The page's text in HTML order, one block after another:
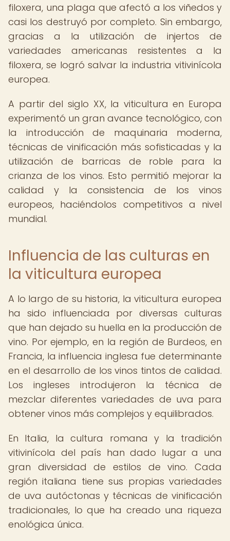
filoxera, una plaga que afectó a los viñedos y
casi los destruyó por completo. Sin embargo,
gracias a la utilización de injertos de
variedades americanas resistentes a la
filoxera, se logró salvar la industria vitivinícola
europea.
A partir del siglo XX, la viticultura en Europa
experimentó un gran avance tecnológico, con
la introducción de maquinaria moderna,
técnicas de vinificación más sofisticadas y la
utilización de barricas de roble para la
crianza de los vinos. Esto permitió mejorar la
calidad y la consistencia de los vinos
europeos, haciéndolos competitivos a nivel
mundial.
Influencia de las culturas en
la viticultura europea
A lo largo de su historia, la viticultura europea
ha sido influenciada por diversas culturas
que han dejado su huella en la producción de
vino. Por ejemplo, en la región de Burdeos, en
Francia, la influencia inglesa fue determinante
en el desarrollo de los vinos tintos de calidad.
Los ingleses introdujeron la técnica de
mezclar diferentes variedades de uva para
obtener vinos más complejos y equilibrados.
En Italia, la cultura romana y la tradición
vitivinícola del país han dado lugar a una
gran diversidad de estilos de vino. Cada
región italiana tiene sus propias variedades
de uva autóctonas y técnicas de vinificación
tradicionales, lo que ha creado una riqueza
enológica única.